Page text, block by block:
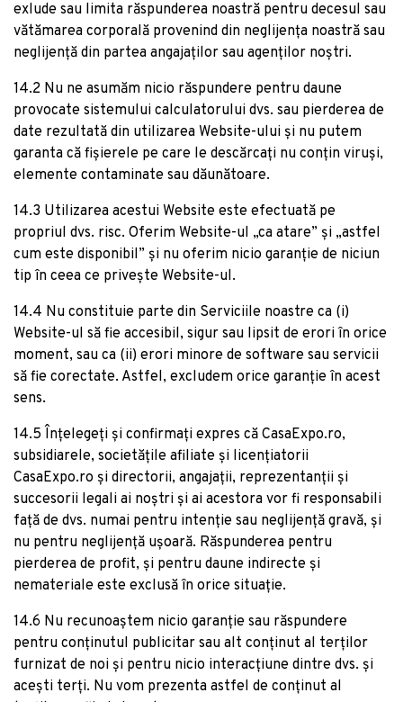
exlude sau limita răspunderea noastră pentru decesul sau
vătămarea corporală provenind din neglijența noastră sau
neglijență din partea angajaților sau agenților noștri.
14.2 Nu ne asumăm nicio răspundere pentru daune
provocate sistemului calculatorului dvs. sau pierderea de
date rezultată din utilizarea Website-ului și nu putem
garanta că fișierele pe care le descărcați nu conțin viruși,
elemente contaminate sau dăunătoare.
14.3 Utilizarea acestui Website este efectuată pe
propriul dvs. risc. Oferim Website-ul „ca atare” și „astfel
cum este disponibil” și nu oferim nicio garanție de niciun
tip în ceea ce privește Website-ul.
14.4 Nu constituie parte din Serviciile noastre ca (i)
Website-ul să fie accesibil, sigur sau lipsit de erori în orice
moment, sau ca (ii) erori minore de software sau servicii
să fie corectate. Astfel, excludem orice garanție în acest
sens.
14.5 Înțelegeți și confirmați expres că CasaExpo.ro,
subsidiarele, societățile afiliate și licențiatorii
CasaExpo.ro și directorii, angajații, reprezentanții și
succesorii legali ai noștri și ai acestora vor fi responsabili
față de dvs. numai pentru intenție sau neglijență gravă, și
nu pentru neglijență ușoară. Răspunderea pentru
pierderea de profit, și pentru daune indirecte și
nemateriale este exclusă în orice situație.
14.6 Nu recunoaștem nicio garanție sau răspundere
pentru conținutul publicitar sau alt conținut al terților
furnizat de noi și pentru nicio interacțiune dintre dvs. și
acești terți. Nu vom prezenta astfel de conținut al